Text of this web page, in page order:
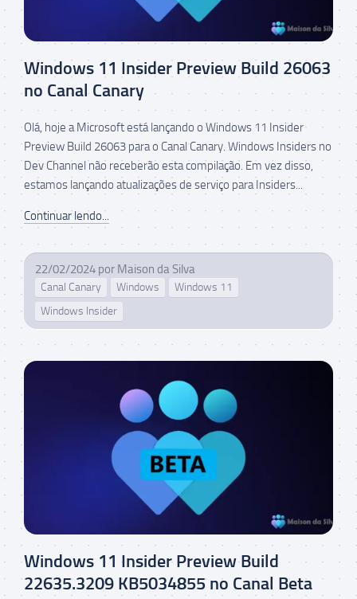
Windows 11 Insider Preview Build 26063
no Canal Canary
Olá, hoje a Microsoft está lançando o Windows 11 Insider
Preview Build 26063 para o Canal Canary. Windows Insiders no
Dev Channel não receberão esta compilação. Em vez disso,
estamos lançando atualizações de serviço para Insiders...
Continuar lendo...
22/02/2024 por Maison da Silva
Canal Canary Windows
Windows 11
Windows Insider
Windows 11 Insider Preview Build
22635.3209 KB5034855 no Canal Beta